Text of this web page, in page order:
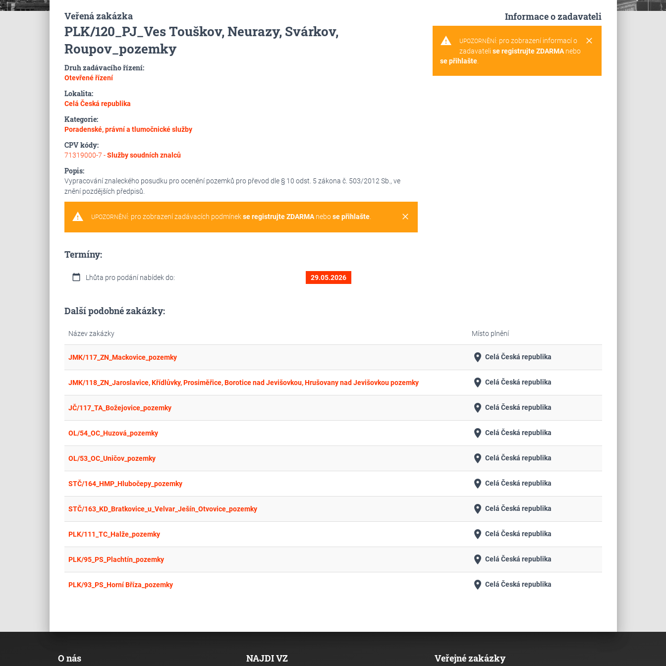
Veřená zakázka
PLK/120_PJ_Ves Touškov, Neurazy, Svárkov,
Roupov_pozemky
Druh zadávacího řízení:
Otevřené řízení
Lokalita:
Celá Česká republika
Kategorie:
Poradenské, právní a tlumočnické služby
CPV kódy:
71319000-7 -Služby soudních znalců
Popis:
Vypracování znaleckého posudku pro ocenění pozemků pro převod dle § 10 odst. 5 zákona č. 503/2012 Sb., ve
znění pozdějších předpisů.
warning clear
UPOZORNĚNÍ: pro zobrazení zadávacích podmínekse registrujte ZDARMAnebose přihlašte.
Termíny:
calendar_today Lhůta pro podání nabídek do: 29.05.2026
Informace o zadavateli
warning clear
UPOZORNĚNÍ: pro zobrazení informací o
zadavateli se registrujte ZDARMAnebo
se přihlašte.
Další podobné zakázky:
Název zakázky Místo plnění
JMK/117_ZN_Mackovice_pozemky place Celá Česká republika
JMK/118_ZN_Jaroslavice, Křídlůvky, Prosiměřice, Borotice nad Jevišovkou, Hrušovany nad Jevišovkou pozemky place Celá Česká republika
JČ/117_TA_Božejovice_pozemky place Celá Česká republika
OL/54_OC_Huzová_pozemky place Celá Česká republika
OL/53_OC_Uničov_pozemky place Celá Česká republika
STČ/164_HMP_Hlubočepy_pozemky place Celá Česká republika
STČ/163_KD_Bratkovice_u_Velvar_Ješín_Otvovice_pozemky place Celá Česká republika
PLK/111_TC_Halže_pozemky place Celá Česká republika
PLK/95_PS_Plachtín_pozemky place Celá Česká republika
PLK/93_PS_Horní Bříza_pozemky place Celá Česká republika
O nás NAJDI VZ Veřejné zakázky